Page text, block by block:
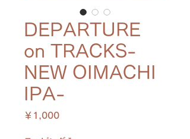
DEPARTURE
on TRACKS-
NEW OIMACHI
IPA-
￥1,000価